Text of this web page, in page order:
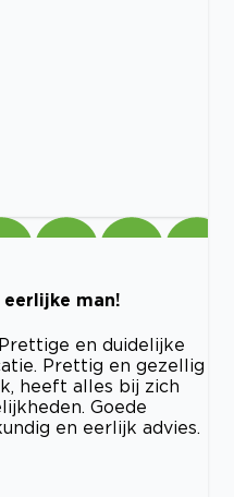
man!
en duidelijke
Prettig en gezellig
heeft alles bij zich
Goede
en eerlijk advies.